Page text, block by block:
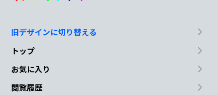
旧デザインに切り替える
トップ
お気に入り
閲覧履歴